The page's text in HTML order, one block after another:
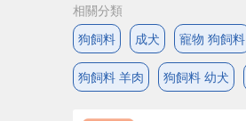
相關分類
狗飼料
成犬 寵物 狗飼料
狗飼料 羊肉 狗飼料 幼犬